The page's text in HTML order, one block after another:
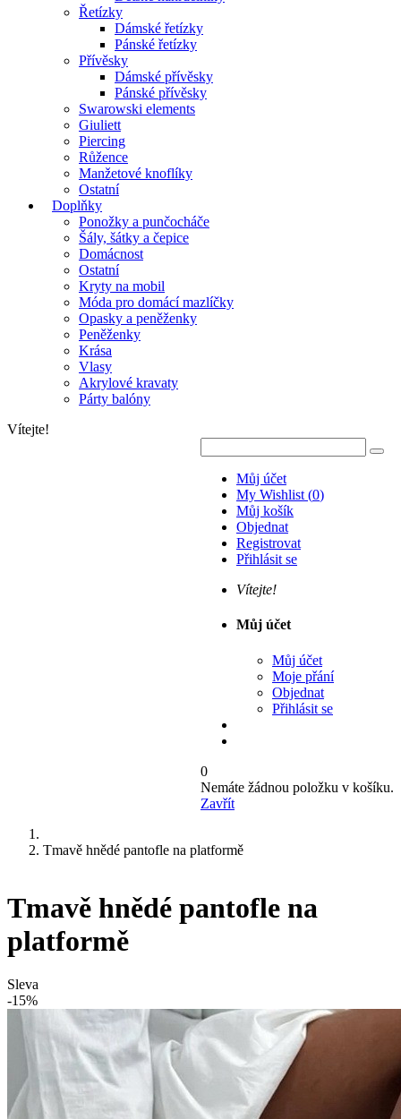
Řetízky
Dámské řetízky
Pánské řetízky
Přívěsky
Dámské přívěsky
Pánské přívěsky
Swarowski elements
Giuliett
Piercing
Růžence
Manžetové knoflíky
Ostatní
Doplňky
Ponožky a punčocháče
Šály, šátky a čepice
Domácnost
Ostatní
Kryty na mobil
Móda pro domácí mazlíčky
Opasky a peněženky
Peněženky
Krása
Vlasy
Akrylové kravaty
Párty balóny
Vítejte!
Můj účet
My Wishlist (0)
Můj košík
Objednat
Registrovat
Přihlásit se
Vítejte!
Můj účet
Můj účet
Moje přání
Objednat
Přihlásit se
0
Nemáte žádnou položku v košíku.
Zavřít
Tmavě hnědé pantofle na platformě
Tmavě hnědé pantofle na
platformě
Sleva
-15%